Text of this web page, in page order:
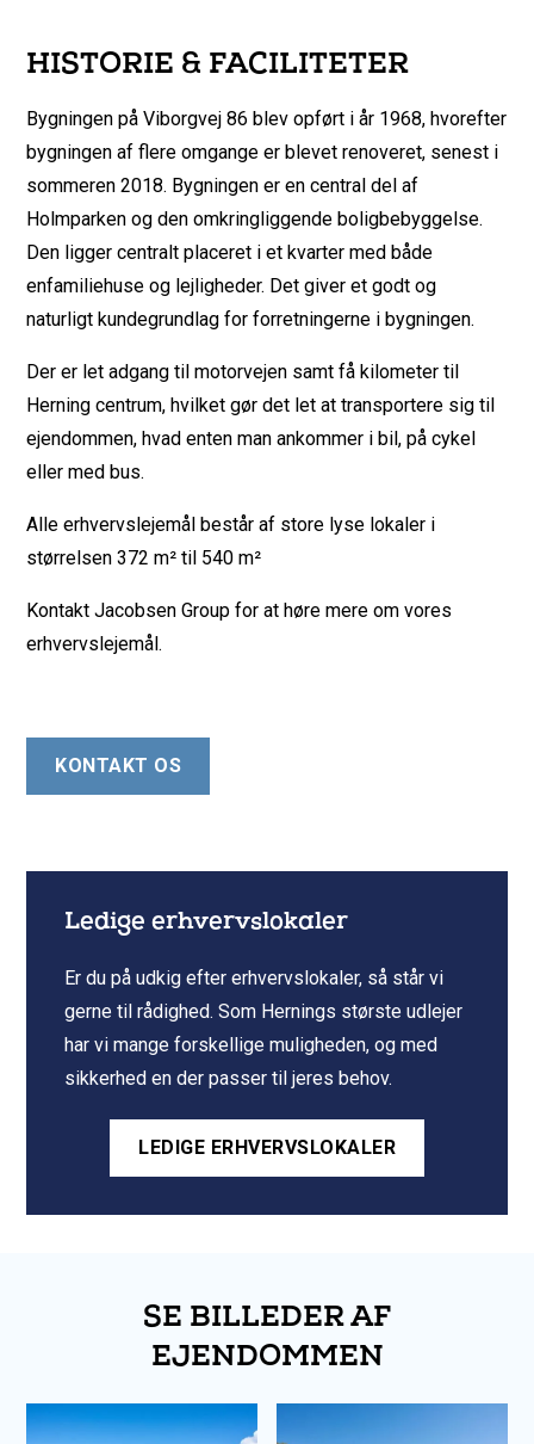
HISTORIE & FACILITETER
Bygningen på Viborgvej 86 blev opført i år 1968, hvorefter
bygningen af flere omgange er blevet renoveret, senest i
sommeren 2018. Bygningen er en central del af
Holmparken og den omkringliggende boligbebyggelse.
Den ligger centralt placeret i et kvarter med både
enfamiliehuse og lejligheder. Det giver et godt og
naturligt kundegrundlag for forretningerne i bygningen.
Der er let adgang til motorvejen samt få kilometer til
Herning centrum, hvilket gør det let at transportere sig til
ejendommen, hvad enten man ankommer i bil, på cykel
eller med bus.
Alle erhvervslejemål består af store lyse lokaler i
størrelsen 372 m² til 540 m²
Kontakt Jacobsen Group for at høre mere om vores
erhvervslejemål.
KONTAKT OS
Ledige erhvervslokaler
Er du på udkig efter erhvervslokaler, så står vi
gerne til rådighed. Som Hernings største udlejer
har vi mange forskellige muligheden, og med
sikkerhed en der passer til jeres behov.
LEDIGE ERHVERVSLOKALER
SE BILLEDER AF
EJENDOMMEN